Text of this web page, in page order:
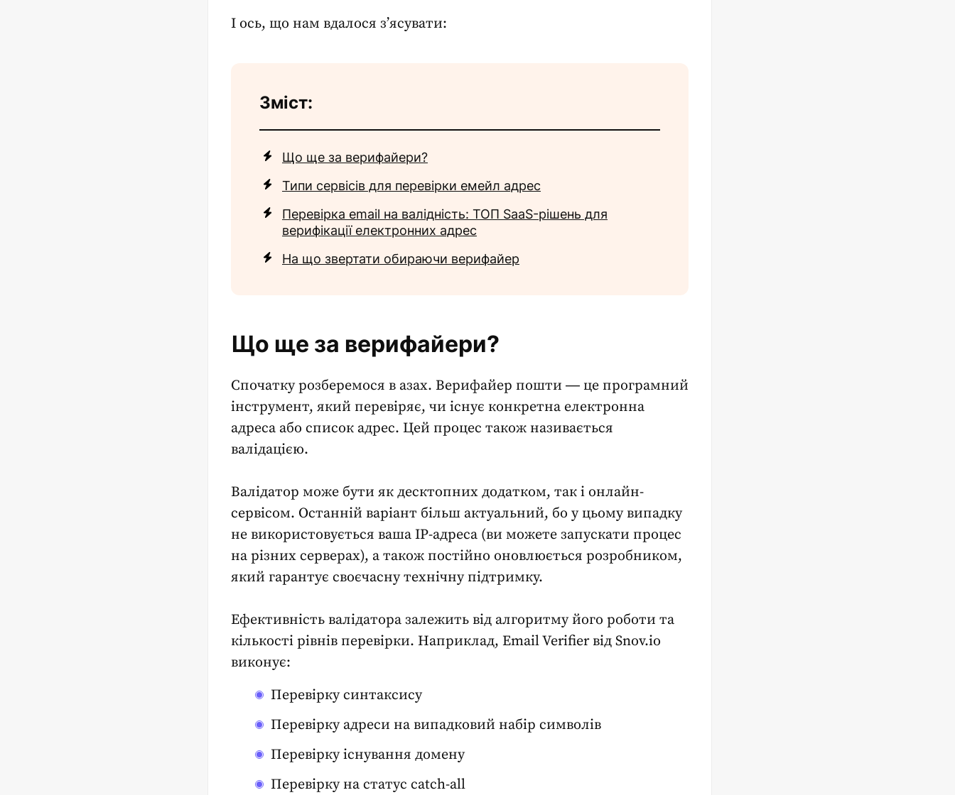
І ось, що нам вдалося з’ясувати:
Зміст:
Що ще за верифайери?
Типи сервісів для перевірки емейл адрес
Перевірка email на валідність: ТОП SaaS-рішень для
верифікації електронних адрес
На що звертати обираючи верифайер
Що ще за верифайери?
Спочатку розберемося в азах. Верифайер пошти ― це програмний
інструмент, який перевіряє, чи існує конкретна електронна
адреса або список адрес. Цей процес також називається
валідацією.
Валідатор може бути як десктопних додатком, так і онлайн-
сервісом. Останній варіант більш актуальний, бо у цьому випадку
не використовується ваша IP-адреса (ви можете запускати процес
на різних серверах), а також постійно оновлюється розробником,
який гарантує своєчасну технічну підтримку.
Ефективність валідатора залежить від алгоритму його роботи та
кількості рівнів перевірки. Наприклад, Email Verifier від Snov.io
виконує:
Перевірку синтаксису
Перевірку адреси на випадковий набір символів
Перевірку існування домену
Перевірку на статус catch-all